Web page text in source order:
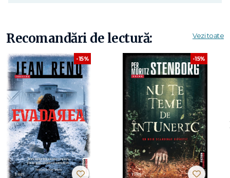
Recomandări de lectură: Vezi toate
-15% -15%